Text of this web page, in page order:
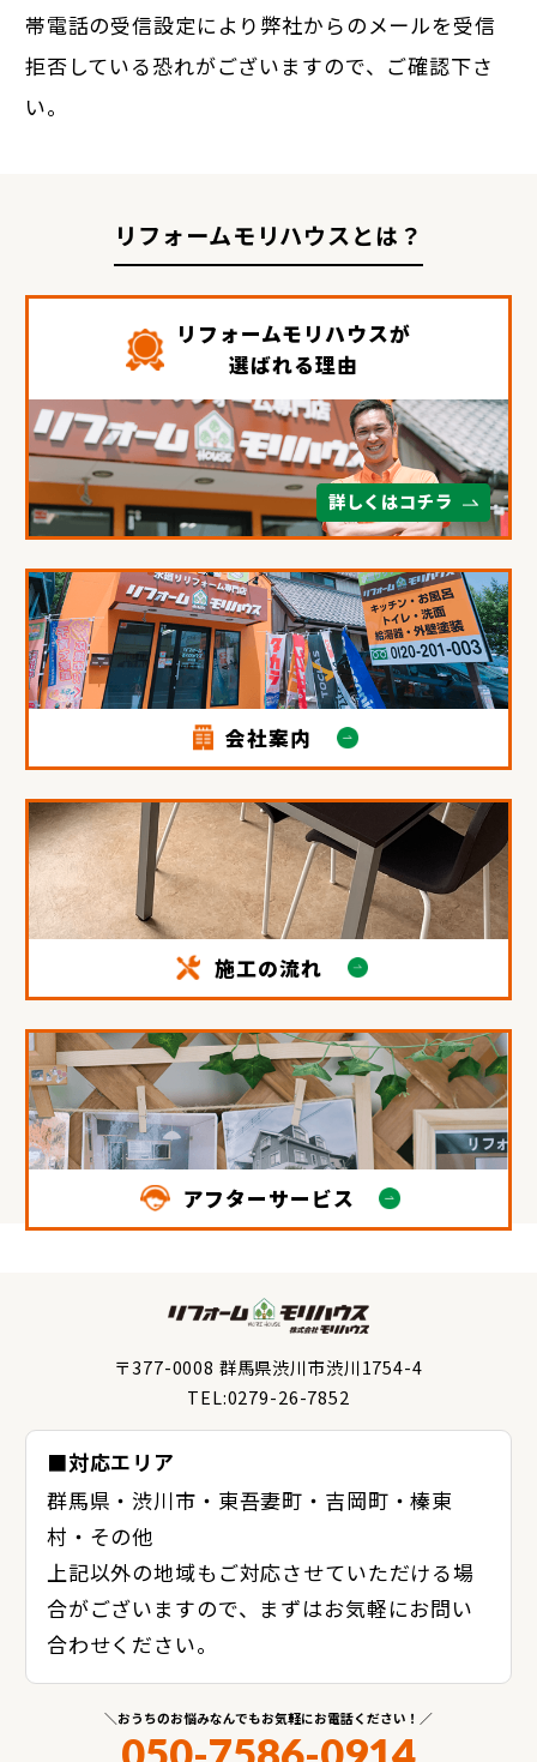
帯電話の受信設定により弊社からのメールを受信
拒否している恐れがございますので、ご確認下さ
い。
リフォームモリハウスとは？
リフォームモリハウスが
選ばれる理由
詳しくはコチラ
会社案内
施工の流れ
アフターサービス
〒377-0008 群馬県渋川市渋川1754-4
TEL:0279-26-7852
■対応エリア
群馬県・渋川市・東吾妻町・吉岡町・榛東
村・その他
上記以外の地域もご対応させていただける場
合がございますので、まずはお気軽にお問い
合わせください。
おうちのお悩みなんでもお気軽にお電話ください！